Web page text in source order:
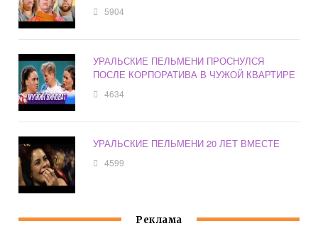
5904
УРАЛЬСКИЕ ПЕЛЬМЕНИ ПРОСНУЛСЯ
ПОСЛЕ КОРПОРАТИВА В ЧУЖОЙ КВАРТИРЕ
4634
УРАЛЬСКИЕ ПЕЛЬМЕНИ 20 ЛЕТ ВМЕСТЕ
4599
Реклама